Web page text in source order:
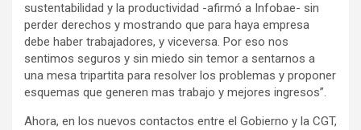
sustentabilidad y la productividad -afirmó a Infobae- sin
perder derechos y mostrando que para haya empresa
debe haber trabajadores, y viceversa. Por eso nos
sentimos seguros y sin miedo sin temor a sentarnos a
una mesa tripartita para resolver los problemas y proponer
esquemas que generen mas trabajo y mejores ingresos”.
Ahora, en los nuevos contactos entre el Gobierno y la CGT,